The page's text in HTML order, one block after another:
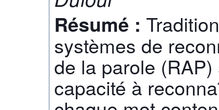
Résumé :
systèmes de
de la parole
capacité à